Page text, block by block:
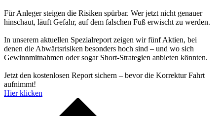
Für Anleger steigen die Risiken spürbar. Wer jetzt nicht genauer
hinschaut, läuft Gefahr, auf dem falschen Fuß erwischt zu werden.
In unserem aktuellen Spezialreport zeigen wir fünf Aktien, bei
denen die Abwärtsrisiken besonders hoch sind – und wo sich
Gewinnmitnahmen oder sogar Short-Strategien anbieten könnten.
Jetzt den kostenlosen Report sichern – bevor die Korrektur Fahrt
aufnimmt!
Hier klicken